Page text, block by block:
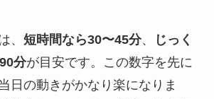
、 短時間なら30〜45分、
じっく
分が目安です。この数字を先に
日の動きがかなり楽になりま